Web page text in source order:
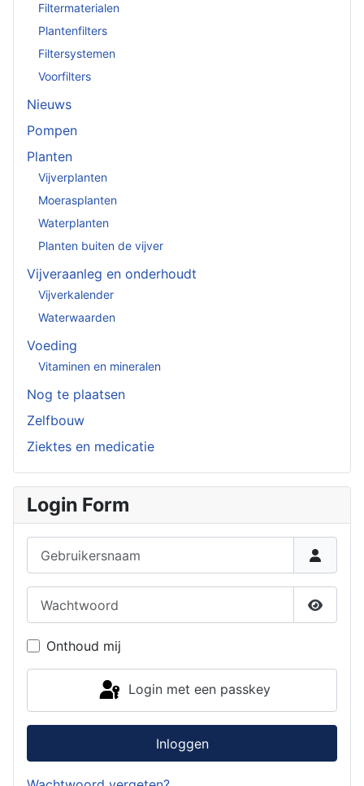
Filtermaterialen
Plantenfilters
Filtersystemen
Voorfilters
Nieuws
Pompen
Planten
Vijverplanten
Moerasplanten
Waterplanten
Planten buiten de vijver
Vijveraanleg en onderhoudt
Vijverkalender
Waterwaarden
Voeding
Vitaminen en mineralen
Nog te plaatsen
Zelfbouw
Ziektes en medicatie
Login Form
Toon
Onthoud mij
Login met een passkey
Inloggen